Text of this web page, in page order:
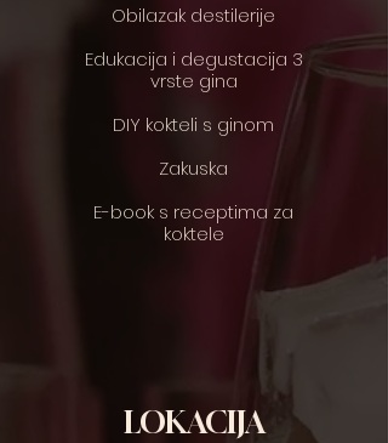
Obilazak destilerije
Edukacija i degustacija 3
vrste gina
DIY kokteli s ginom
Zakuska
E-book s receptima za
koktele
LOKACIJA